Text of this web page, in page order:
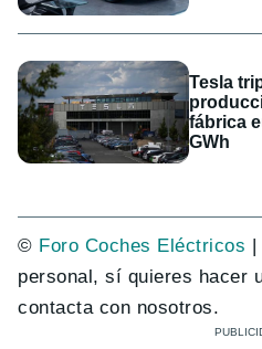
Tesla
fábrica
GWh
© Foro Coches Eléctricos
personal, sí quieres hacer
contacta con nosotros.